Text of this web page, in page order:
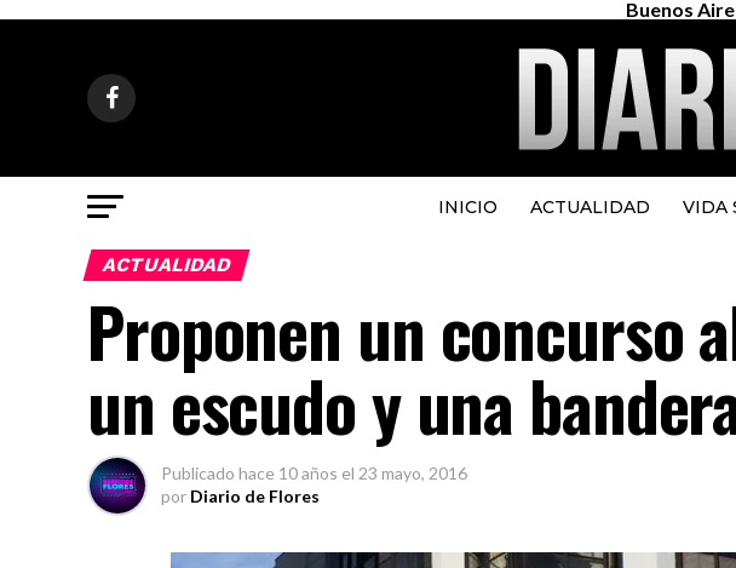
Buenos
INICIO ACTUALIDAD VIDA
ACTUALIDAD
Proponen un concurso
un escudo y una
Publicado hace 10 años el 23 mayo, 2016
por Diario de Flores